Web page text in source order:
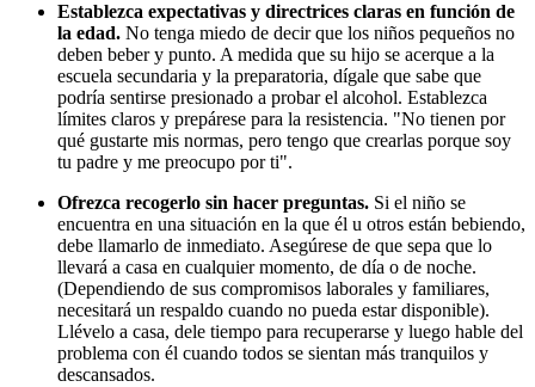
Establezca expectativas y directrices claras en función de
la edad. No tenga miedo de decir que los niños pequeños no
deben beber y punto. A medida que su hijo se acerque a la
escuela secundaria y la preparatoria, dígale que sabe que
podría sentirse presionado a probar el alcohol. Establezca
límites claros y prepárese para la resistencia. "No tienen por
qué gustarte mis normas, pero tengo que crearlas porque soy
tu padre y me preocupo por ti".
Ofrezca recogerlo sin hacer preguntas. Si el niño se
encuentra en una situación en la que él u otros están bebiendo,
debe llamarlo de inmediato. Asegúrese de que sepa que lo
llevará a casa en cualquier momento, de día o de noche.
(Dependiendo de sus compromisos laborales y familiares,
necesitará un respaldo cuando no pueda estar disponible).
Llévelo a casa, dele tiempo para recuperarse y luego hable del
problema con él cuando todos se sientan más tranquilos y
descansados.